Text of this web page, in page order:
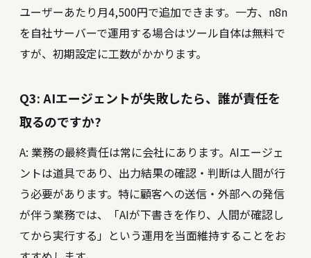
ユーザーあたり月4,500円で追加できます。一方、n8n
を自社サーバーで運用する場合はツール自体は無料で
すが、初期設定に工数がかかります。
Q3: AIエージェントが失敗したら、誰が責任を
取るのですか?
A: 業務の最終責任は常に会社にあります。AIエージェ
ントは道具であり、出力結果の確認・判断は人間が行
う必要があります。特に顧客への送信・外部への発信
が伴う業務では、「AIが下書きを作り、人間が確認し
てから実行する」という運用を当面維持することをお